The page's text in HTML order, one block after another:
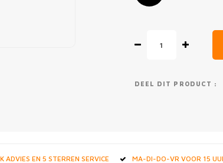
DEEL DIT PRODUCT :
ADVIES EN 5 STERREN SERVICE MA-DI-DO-VR VOOR 15